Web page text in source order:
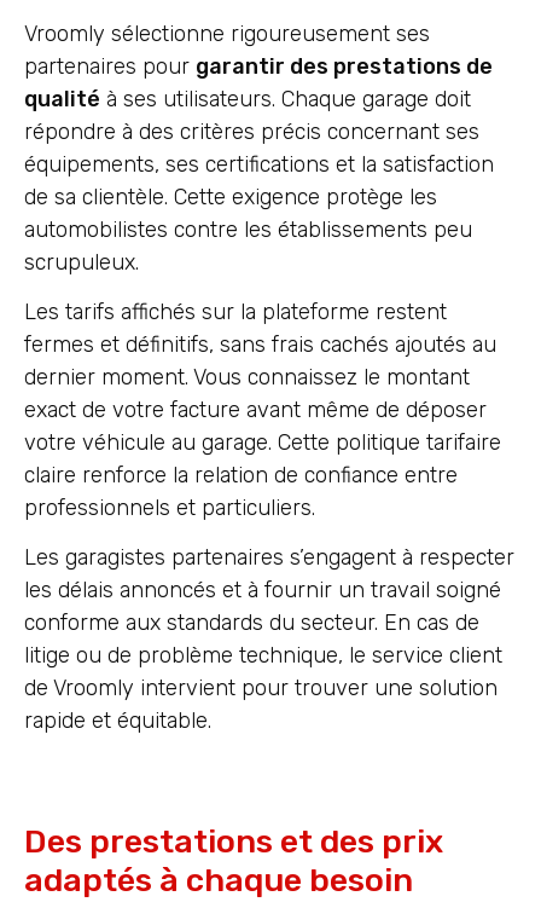
Vroomly sélectionne rigoureusement ses
partenaires pour garantir des prestations de
qualité à ses utilisateurs. Chaque garage doit
répondre à des critères précis concernant ses
équipements, ses certifications et la satisfaction
de sa clientèle. Cette exigence protège les
automobilistes contre les établissements peu
scrupuleux.
Les tarifs affichés sur la plateforme restent
fermes et définitifs, sans frais cachés ajoutés au
dernier moment. Vous connaissez le montant
exact de votre facture avant même de déposer
votre véhicule au garage. Cette politique tarifaire
claire renforce la relation de confiance entre
professionnels et particuliers.
Les garagistes partenaires s’engagent à respecter
les délais annoncés et à fournir un travail soigné
conforme aux standards du secteur. En cas de
litige ou de problème technique, le service client
de Vroomly intervient pour trouver une solution
rapide et équitable.
Des prestations et des prix
adaptés à chaque besoin